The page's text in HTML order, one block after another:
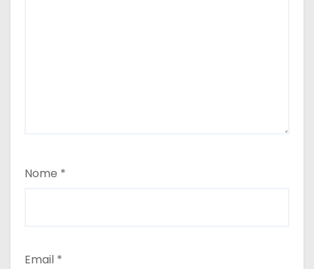
Nome *
Email *